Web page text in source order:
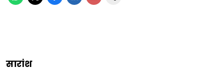
सारांश